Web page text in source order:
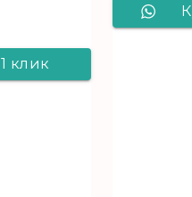
клик